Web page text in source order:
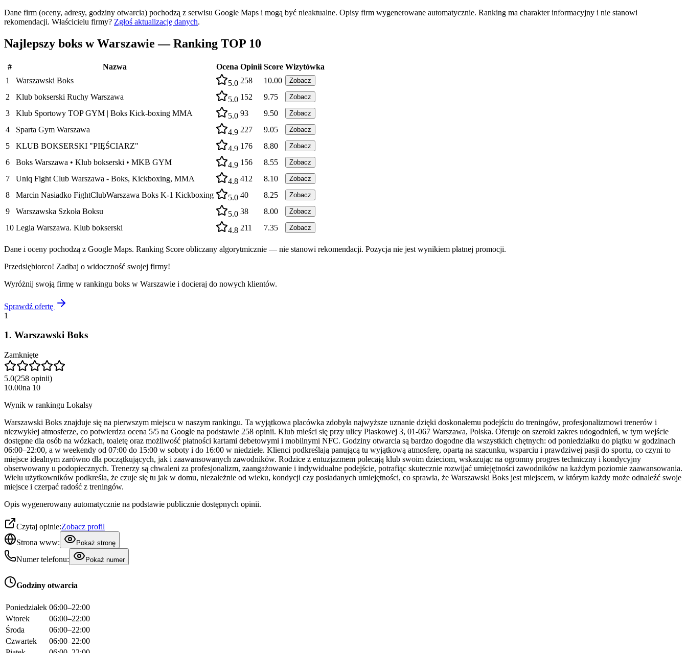
Dane firm (oceny, adresy, godziny otwarcia) pochodzą z serwisu Google Maps i mogą być nieaktualne. Opisy firm wygenerowane automatycznie. Ranking ma charakter informacyjny i nie stanowi
rekomendacji. Właścicielu firmy? Zgłoś aktualizację danych.
Najlepszy boks w Warszawie — Ranking TOP 10
# Nazwa Ocena Opinii Score Wizytówka
1
Warszawski Boks 5.0 258 10.00 Zobacz
2 Klub bokserski Ruchy Warszawa 5.0 152 9.75 Zobacz
3 Klub Sportowy TOP GYM | Boks Kick-boxing MMA 5.0 93 9.50 Zobacz
4 Sparta Gym Warszawa 4.9 227 9.05 Zobacz
5 KLUB BOKSERSKI "PIĘŚCIARZ" 4.9 176 8.80 Zobacz
6 Boks Warszawa • Klub bokserski • MKB GYM 4.9 156 8.55 Zobacz
7 Uniq Fight Club Warszawa - Boks, Kickboxing, MMA 4.8 412 8.10 Zobacz
8 Marcin Nasiadko FightClubWarszawa Boks K-1 Kickboxing 5.0 40 8.25 Zobacz
9 Warszawska Szkoła Boksu 5.0 38 8.00 Zobacz
10 Legia Warszawa. Klub bokserski 4.8 211 7.35 Zobacz
Dane i oceny pochodzą z Google Maps. Ranking Score obliczany algorytmicznie — nie stanowi rekomendacji. Pozycja nie jest wynikiem płatnej promocji.
Przedsiębiorco! Zadbaj o widoczność swojej firmy!
Wyróżnij swoją firmę w rankingu boks w Warszawie i docieraj do nowych klientów.
Sprawdź ofertę
1
1. Warszawski Boks
Zamknięte
5.0(258 opinii)
10.00na 10
Wynik w rankingu Lokalsy
Warszawski Boks znajduje się na pierwszym miejscu w naszym rankingu. Ta wyjątkowa placówka zdobyła najwyższe uznanie dzięki doskonałemu podejściu do treningów, profesjonalizmowi trenerów i
niezwykłej atmosferze, co potwierdza ocena 5/5 na Google na podstawie 258 opinii. Klub mieści się przy ulicy Piaskowej 3, 01-067 Warszawa, Polska. Oferuje on szeroki zakres udogodnień, w tym wejście
dostępne dla osób na wózkach, toaletę oraz możliwość płatności kartami debetowymi i mobilnymi NFC. Godziny otwarcia są bardzo dogodne dla wszystkich chętnych: od poniedziałku do piątku w godzinach
06:00–22:00, a w weekendy od 07:00 do 15:00 w soboty i do 16:00 w niedziele. Klienci podkreślają panującą tu wyjątkową atmosferę, opartą na szacunku, wsparciu i prawdziwej pasji do sportu, co czyni to
miejsce idealnym zarówno dla początkujących, jak i zaawansowanych zawodników. Rodzice z entuzjazmem polecają klub swoim dzieciom, wskazując na ogromny progres techniczny i kondycyjny
obserwowany u podopiecznych. Trenerzy są chwaleni za profesjonalizm, zaangażowanie i indywidualne podejście, potrafiąc skutecznie rozwijać umiejętności zawodników na każdym poziomie zaawansowania.
Wielu użytkowników podkreśla, że czuje się tu jak w domu, niezależnie od wieku, kondycji czy posiadanych umiejętności, co sprawia, że Warszawski Boks jest miejscem, w którym każdy może odnaleźć swoje
miejsce i czerpać radość z treningów.
Opis wygenerowany automatycznie na podstawie publicznie dostępnych opinii.
Czytaj opinie:Zobacz profil
Strona www:
Pokaż stronę
Numer telefonu: Pokaż numer
Godziny otwarcia
Poniedziałek 06:00–22:00
Wtorek
06:00–22:00
Środa
06:00–22:00
Czwartek
06:00–22:00